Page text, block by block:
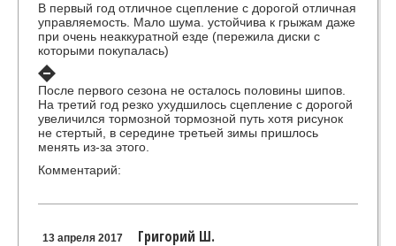
В первый год отличное сцепление с дорогой отличная
управляемость. Мало шума. устойчива к грыжам даже
при очень неаккуратной езде (пережила диски с
которыми покупалась)
После первого сезона не осталось половины шипов.
На третий год резко ухудшилось сцепление с дорогой
увеличился тормозной тормозной путь хотя рисунок
не стертый, в середине третьей зимы пришлось
менять из-за этого.
Комментарий:
13 апреля 2017 Григорий Ш.